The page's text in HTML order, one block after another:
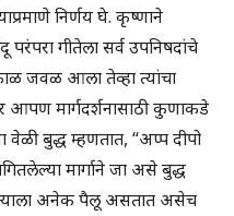
निर्णय घे. कृष्णाने
परंपरा गीतेला सर्व उपनिषदांचे
जवळ आला तेव्हा त्यांचा
आपण मार्गदर्शनासाठी कुणाकडे
वेळी बुद्ध म्हणतात, “अप्प दीपो
मार्गाने जा असे बुद्ध
अनेक पैलू असतात असेच